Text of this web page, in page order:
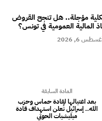
مؤجلة.. هل تنجح القروض
المالية العمومية في تونس؟
6, 2026
المادة السابقة
بعد اغتيالها لقادة حماس وحزب
الله.. إسرائيل تُعلن استهداف قادة
ميليشيات الحوثي